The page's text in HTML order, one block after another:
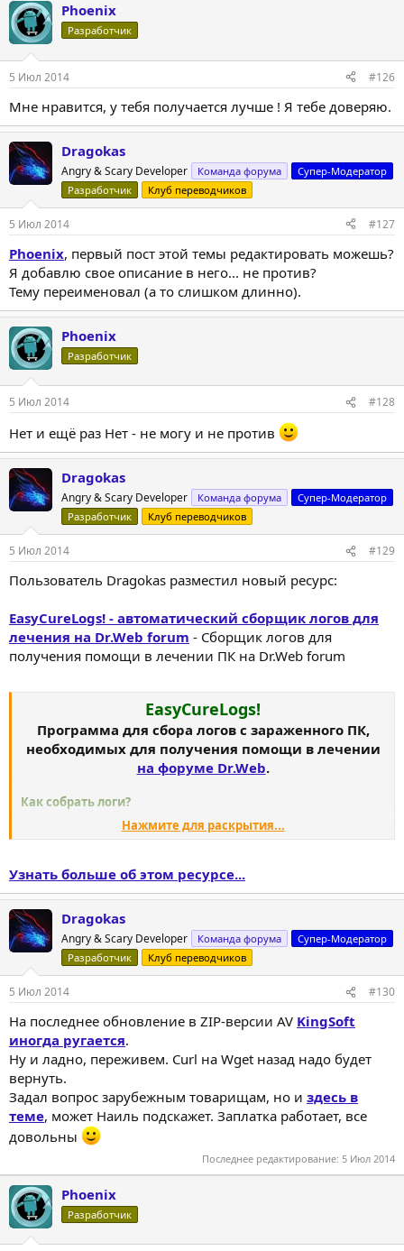
к
ц
и
Phoenix
Разработчик
5 Июл 2014 #126
Мне нравится, у тебя получается лучше ! Я тебе доверяю.
Dragokas
Angry & Scary Developer Команда форума
Супер-Модератор
Разработчик
Клуб переводчиков
5 Июл 2014 #127
Phoenix, первый пост этой темы редактировать можешь?
Я добавлю свое описание в него... не против?
Тему переименовал (а то слишком длинно).
Phoenix
Разработчик
5 Июл 2014 #128
Нет и ещё раз Нет - не могу и не против
Dragokas
Angry & Scary Developer Команда форума
Супер-Модератор
Разработчик
Клуб переводчиков
5 Июл 2014 #129
Пользователь Dragokas разместил новый ресурс:
EasyCureLogs! - автоматический сборщик логов для
лечения на Dr.Web forum - Сборщик логов для
получения помощи в лечении ПК на Dr.Web forum
EasyCureLogs!
Программа для сбора логов с зараженного ПК,
необходимых для получения помощи в лечении
на форуме Dr.Web.
Как собрать логи?
установщикили7z-архивс программой
2....
Нажмите для раскрытия...
Узнать больше об этом ресурсе...
Dragokas
Angry & Scary Developer Команда форума
Супер-Модератор
Разработчик
Клуб переводчиков
5 Июл 2014 #130
На последнее обновление в ZIP-версии AV KingSoft
иногда ругается.
Ну и ладно, переживем. Curl на Wget назад надо будет
вернуть.
Задал вопрос зарубежным товарищам, но и здесь в
теме, может Наиль подскажет. Заплатка работает, все
довольны
Последнее редактирование: 5 Июл 2014
Phoenix
Разработчик